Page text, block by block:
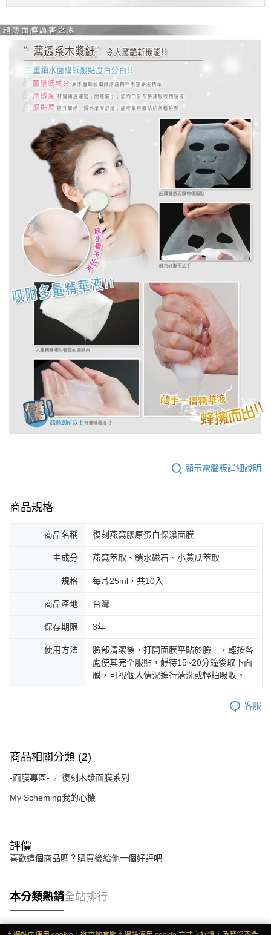
顯示電腦版詳細說明
商品規格
商品名稱 復刻燕窩膠原蛋白保濕面膜
主成分 燕窩萃取、鎖水磁石、小黃瓜萃取
規格 每片25ml，共10入
商品產地 台灣
保存期限 3年
使用方法
臉部清潔後，打開面膜平貼於臉上，輕按各
處使其完全服貼，靜待15~20分鐘後取下面
膜，可視個人情況進行清洗或輕拍吸收。
客服
商品相關分類 (2)
-面膜專區- 復刻木漿面膜系列
My Scheming我的心機
評價
喜歡這個商品嗎？購買後給他一個好評吧
本分類熱銷全站排行